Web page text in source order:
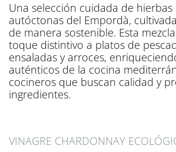
Una selección cuidada de
autóctonas del Empordà,
de manera sostenible. Esta
toque distintivo a platos de
ensaladas y arroces,
auténticos de la cocina
cocineros que buscan calidad y
ingredientes.
VINAGRE CHARDONNAY